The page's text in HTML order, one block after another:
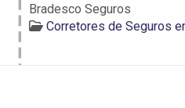
Bradesco Seguros
Corretores de Seguros